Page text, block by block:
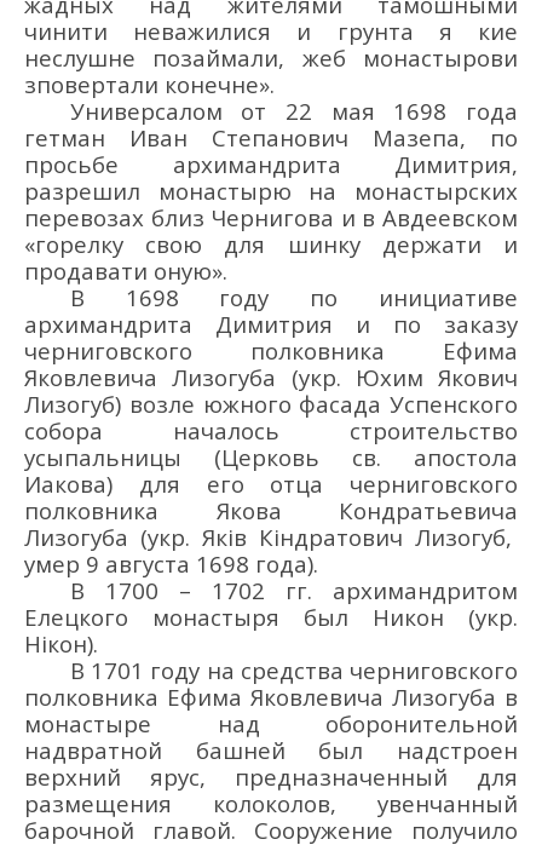
чинити неважилися и грунта я кие
неслушне позаймали, жеб монастырови
зповертали конечне».
Универсалом от 22 мая 1698 года
гетман Иван Степанович Мазепа, по
просьбе архимандрита Димитрия,
разрешил монастырю на монастырских
перевозах близ Чернигова и в Авдеевском
«горелку свою для шинку держати и
продавати оную».
В 1698 году по инициативе
архимандрита Димитрия и по заказу
черниговского полковника Ефима
ЯковлевичаЛизогуба (укр. Юхим Якович
Лизогуб) возле южного фасада Успенского
собора началось строительство
усыпальницы (Церковь св. апостола
Иакова) для его отца черниговского
полковника Якова Кондратьевича
Лизогуба (укр. Яків Кіндратович Лизогуб,
умер 9 августа 1698 года).
В 1700 – 1702 гг. архимандритом
Елецкого монастыря был Никон (укр.
Нікон).
В 1701 году на средства черниговского
полковника Ефима Яковлевича Лизогуба в
монастыре над оборонительной
надвратной башней был надстроен
верхний ярус, предназначенный для
размещения колоколов, увенчанный
барочной главой. Сооружение получило